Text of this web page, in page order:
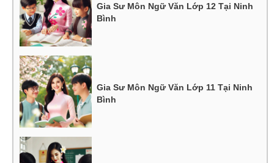
Gia Sư Môn Ngữ Văn Lớp 12 Tại Ninh
Bình
Gia Sư Môn Ngữ Văn Lớp 11 Tại Ninh
Bình